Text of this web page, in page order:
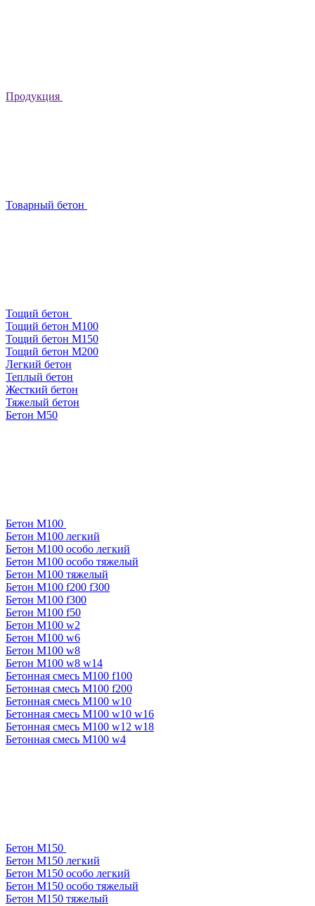
Продукция
Товарный бетон
Тощий бетон
Тощий бетон М100
Тощий бетон М150
Тощий бетон М200
Легкий бетон
Теплый бетон
Жесткий бетон
Тяжелый бетон
Бетон М50
Бетон М100
Бетон М100 легкий
Бетон М100 особо легкий
Бетон М100 особо тяжелый
Бетон М100 тяжелый
Бетон М100 f200 f300
Бетон М100 f300
Бетон М100 f50
Бетон М100 w2
Бетон М100 w6
Бетон М100 w8
Бетон М100 w8 w14
Бетонная смесь М100 f100
Бетонная смесь М100 f200
Бетонная смесь М100 w10
Бетонная смесь М100 w10 w16
Бетонная смесь М100 w12 w18
Бетонная смесь М100 w4
Бетон М150
Бетон М150 легкий
Бетон М150 особо легкий
Бетон М150 особо тяжелый
Бетон М150 тяжелый